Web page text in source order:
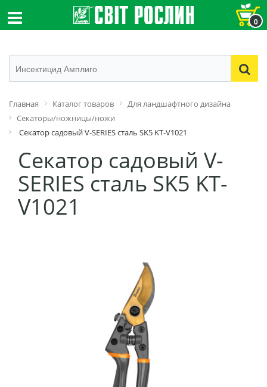
0
Главная Каталог товаров
Для ландшафтного дизайна
Секаторы/ножницы/ножи
Секатор садовый V-SERIES сталь SK5 KT-V1021
Секатор садовый V-
SERIES сталь SK5 KT-
V1021